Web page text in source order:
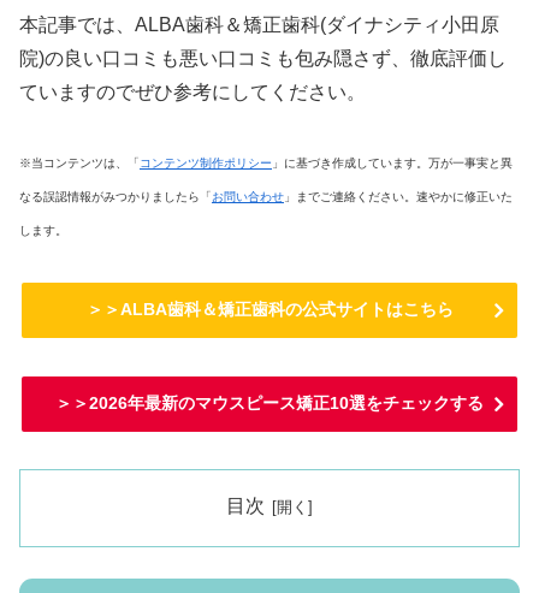
本記事では、ALBA歯科＆矯正歯科(ダイナシティ小田原
院)の良い口コミも悪い口コミも包み隠さず、徹底評価し
ていますのでぜひ参考にしてください。
※当コンテンツは、「コンテンツ制作ポリシー 」に基づき作成しています。万が一事実と異
なる誤認情報がみつかりましたら「お問い合わせ 」までご連絡ください。速やかに修正いた
します。
＞＞ALBA歯科＆矯正歯科の公式サイトはこちら
＞＞2026年最新のマウスピース矯正10選をチェックする
目次